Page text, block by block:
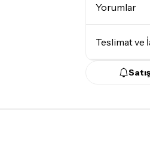
Yorumlar
Teslimat ve
Teslimat